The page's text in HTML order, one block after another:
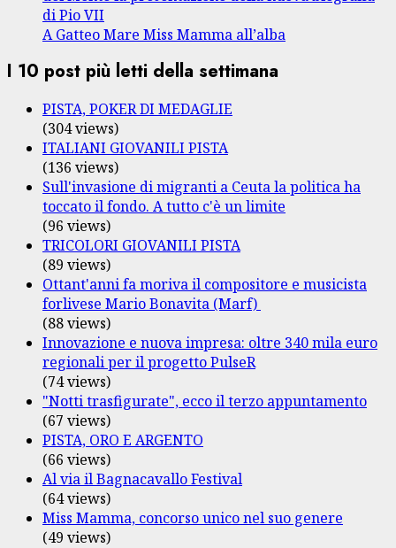
di Pio VII
A Gatteo Mare Miss Mamma all’alba
I 10 post più letti della settimana
PISTA, POKER DI MEDAGLIE
(304 views)
ITALIANI GIOVANILI PISTA
(136 views)
Sull'invasione di migranti a Ceuta la politica ha
toccato il fondo. A tutto c'è un limite
(96 views)
TRICOLORI GIOVANILI PISTA
(89 views)
Ottant'anni fa moriva il compositore e musicista
forlivese Mario Bonavita (Marf)
(88 views)
Innovazione e nuova impresa: oltre 340 mila euro
regionali per il progetto PulseR
(74 views)
"Notti trasfigurate", ecco il terzo appuntamento
(67 views)
PISTA, ORO E ARGENTO
(66 views)
Al via il Bagnacavallo Festival
(64 views)
Miss Mamma, concorso unico nel suo genere
(49 views)